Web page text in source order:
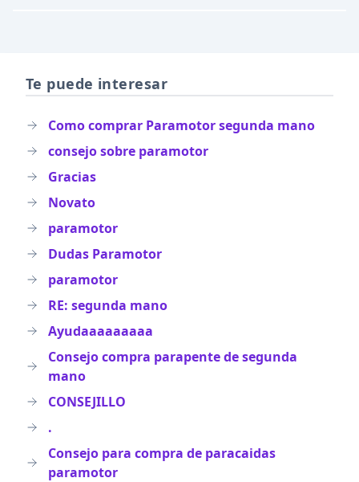
Te puede interesar
Como comprar Paramotor segunda mano
consejo sobre paramotor
Gracias
Novato
paramotor
Dudas Paramotor
paramotor
RE: segunda mano
Ayudaaaaaaaaa
Consejo compra parapente de segunda
mano
CONSEJILLO
.
Consejo para compra de paracaidas
paramotor